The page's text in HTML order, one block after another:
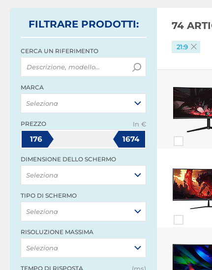
FILTRARE PRODOTTI:
CERCA UN RIFERIMENTO
MARCA
Seleziona
PREZZO In €
176 1674
DIMENSIONE DELLO SCHERMO
Seleziona
TIPO DI SCHERMO
Seleziona
RISOLUZIONE MASSIMA
Seleziona
TEMPO DI RISPOSTA
74
21:9